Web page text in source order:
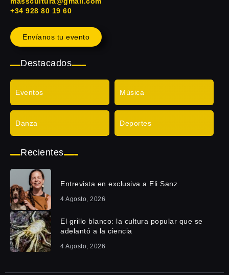
+34 928 80 19 60
Envíanos tu evento
Destacados
Eventos Música
Danza Deportes
Recientes
Entrevista en exclusiva a Eli Sanz
4 Agosto, 2026
El grillo blanco: la cultura popular que se
adelantó a la ciencia
4 Agosto, 2026